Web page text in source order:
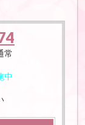
常
中